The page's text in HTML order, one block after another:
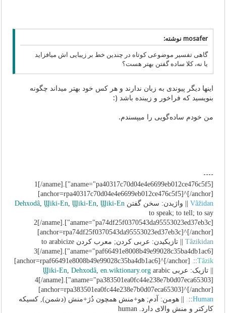
mosafer نوشته:
گاهی تفسیر موضوعی کوتاه در چندین خط بر زیبایی اش میافزاید
یا نه، کلا ساده گفتن بهتر هست؟
اینها دیگر پیوندی به زبان ندارند و هر کس خود بهتر میداند چگونه
بنویسید که فراخور و زیبنده باشد (:
من خودم ساده‌گویی را میپسندم.
----
[aname="pa40317c70d04e4e6699eb012ce476c5f5"]1[/aname].
[anchor=rpa40317c70d04e4e6699eb012ce476c5f5]^[/anchor]
Vâžidan || واژیدن: سخن گفتن Dehxodâ, Ϣiki-En, Ϣiki-En, Ϣiki-En
to speak; to tell; to say
[aname="pa74df25f0370543da95553023ed37eb3c"]2[/aname].
[anchor=rpa74df25f0370543da95553023ed37eb3c]^[/anchor]
Tâzikidan || تازیکیدن: عربی کردن; معرب کردن to arabicize
[aname="paf66491e8008b49e99028c35ba4db1ac6"]3[/aname].
[anchor=rpaf66491e8008b49e99028c35ba4db1ac6]^[/anchor] ::Tâzik
|| تازیک: عربی
Ϣiki-En, Dehxodâ, en.wiktionary.orgarabic
[aname="pa383501ea0fc44e238e7b0d07eca65303"]4[/aname].
[anchor=rpa383501ea0fc44e238e7b0d07eca65303]^[/anchor]
::Human
|| هومن: آدم; هو+منش همچون دُژ+منش (دشمن), کسیکه
کارکتر و منش والای دارد. human